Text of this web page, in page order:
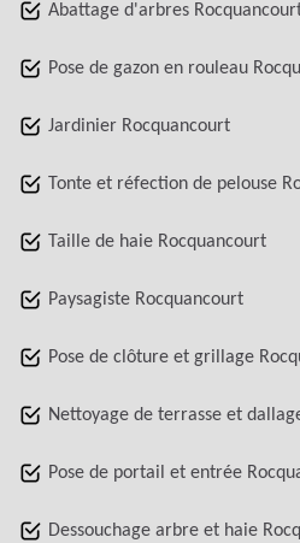
Abattage d'arbres
Pose de gazon en rouleau
Jardinier Rocquancourt
Tonte et réfection de pelouse
Taille de haie Rocquancourt
Paysagiste Rocquancourt
Pose de clôture et grillage
Nettoyage de terrasse et
Pose de portail et entrée
Dessouchage arbre et haie